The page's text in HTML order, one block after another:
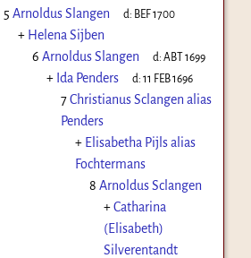
5 Arnoldus Slangen d: BEF 1700
+ Helena Sijben
6 Arnoldus Slangen d:ABT 1699
+ Ida Penders d:11 FEB 1696
7Christianus Sclangen alias
Penders
+ Elisabetha Pijls alias
Fochtermans
8 Arnoldus Sclangen
+Catharina
(Elisabeth)
Silverentandt